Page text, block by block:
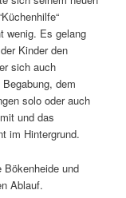
wenig. Es gelang
Kinder den
sich auch
dem
solo oder auch
und das
im Hintergrund.
Bökenheide und
Ablauf.